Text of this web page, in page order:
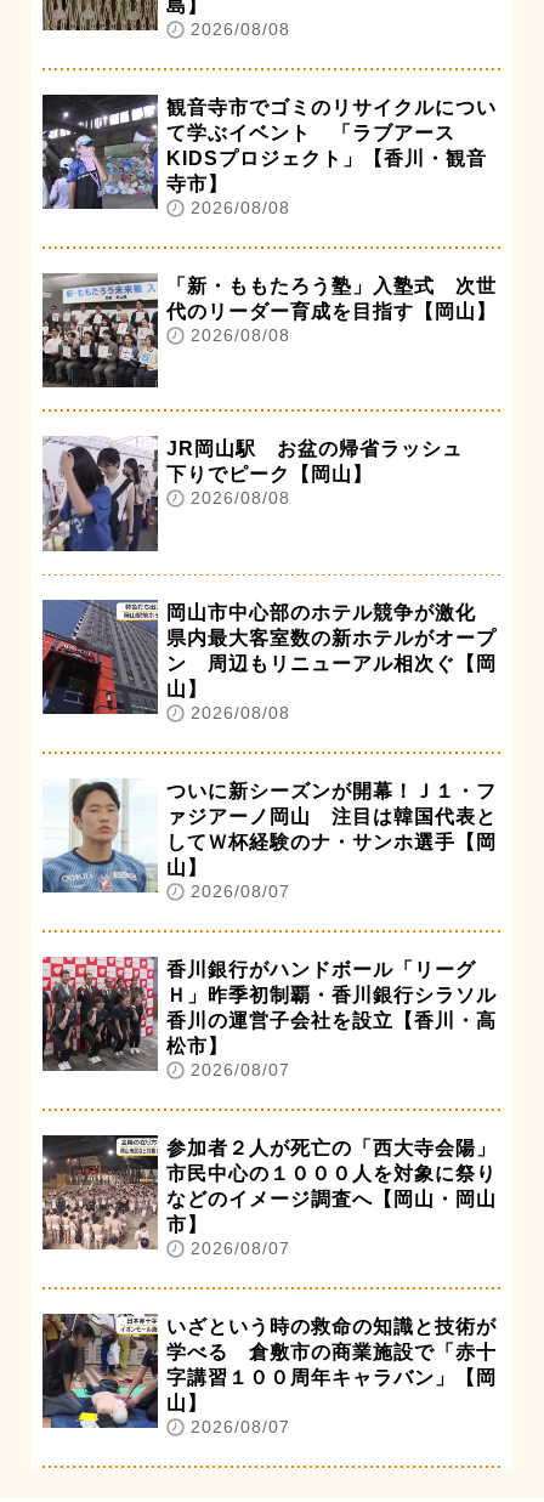
島】
2026/08/08
観音寺市でゴミのリサイクルについ
て学ぶイベント 「ラブアース
KIDSプロジェクト」【香川・観音
寺市】
2026/08/08
「新・ももたろう塾」入塾式 次世
代のリーダー育成を目指す【岡山】
2026/08/08
JR岡山駅 お盆の帰省ラッシュ
下りでピーク【岡山】
2026/08/08
岡山市中心部のホテル競争が激化
県内最大客室数の新ホテルがオープ
ン 周辺もリニューアル相次ぐ【岡
山】
2026/08/08
ついに新シーズンが開幕！Ｊ１・フ
ァジアーノ岡山 注目は韓国代表と
してＷ杯経験のナ・サンホ選手【岡
山】
2026/08/07
香川銀行がハンドボール「リーグ
Ｈ」昨季初制覇・香川銀行シラソル
香川の運営子会社を設立【香川・高
松市】
2026/08/07
参加者２人が死亡の「西大寺会陽」
市民中心の１０００人を対象に祭り
などのイメージ調査へ【岡山・岡山
市】
2026/08/07
いざという時の救命の知識と技術が
学べる 倉敷市の商業施設で「赤十
字講習１００周年キャラバン」【岡
山】
2026/08/07